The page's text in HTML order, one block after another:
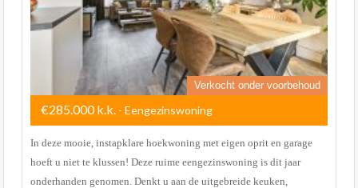
Verkocht onder voorbehoud
€285.000 k.k. - Eengezinswoning
In deze mooie, instapklare hoekwoning met eigen oprit en garage
hoeft u niet te klussen! Deze ruime eengezinswoning is dit jaar
onderhanden genomen. Denkt u aan de uitgebreide keuken,